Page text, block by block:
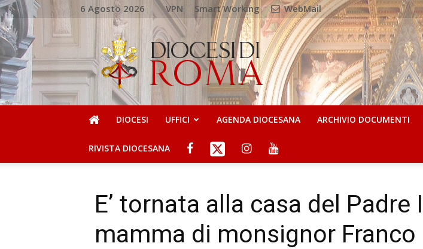
6 Agosto 2026 VPN Smart Working WebMail
DIOCESI
DI
ROMA
DIOCESI UFFICI AGENDA DIOCESANA ARCHIVIO DOCUMENTI
RIVISTA DIOCESANA
E’ tornata alla casa del Padre
mamma di monsignor Franco